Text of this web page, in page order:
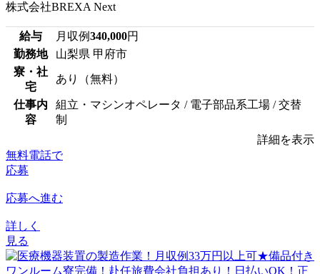
株式会社BREXA Next
給与 月収例340,000円
勤務地
山梨県 甲府市
寮・社
宅
あり（無料）
仕事内
容
組立・マシンオペレータ / 電子部品系工場 / 交替
制
詳細を表示
無料電話で
応募
応募へ進む
詳しく
見る